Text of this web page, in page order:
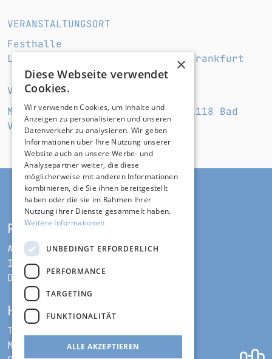
VERANSTALTUNGSORT
Festhalle
Ludwig-Erhard-Anlage 1, 60327 Frankfurt
VERANSTALTER*IN
Markus Gardian Booking GmbH, 61118 Bad
Vilbel
RECHT UND ORDNUNG
AGB
Impressum
Datenschutz
HILFE UND SUPPORT
Telefon
Mail
×
Diese Webseite verwendet
Cookies.
Wir verwenden Cookies, um Inhalte und
Anzeigen zu personalisieren und unseren
Datenverkehr zu analysieren. Wir geben
Informationen über Ihre Nutzung unserer
Website auch an unsere Werbe- und
Analysepartner weiter, die diese
möglicherweise mit anderen Informationen
kombinieren, die Sie ihnen bereitgestellt
haben oder die sie im Rahmen Ihrer
Nutzung ihrer Dienste gesammelt haben.
Weitere Informationen
UNBEDINGT ERFORDERLICH
PERFORMANCE
TARGETING
FUNKTIONALITÄT
ALLE AKZEPTIEREN